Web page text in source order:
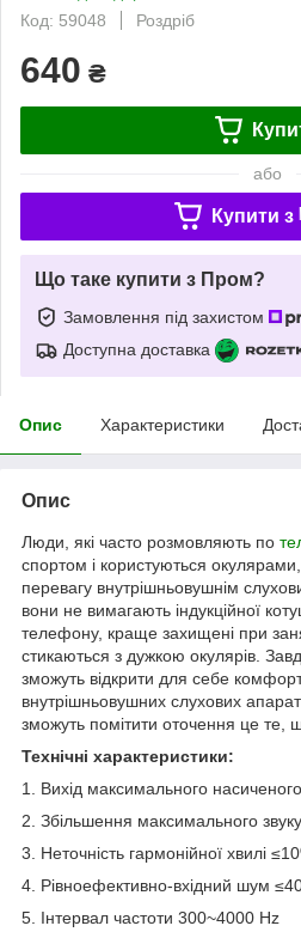
Код: 59048
Роздріб
640 ₴
або
Купити з
Що таке купити з Пром?
Замовлення під захистом
Доступна доставка
Опис Характеристики
Опис
Люди, які часто розмовляють по
спортом і користуються
перевагу внутрішньовушнім
вони не вимагають індукційної
телефону, краще захищені при
стикаються з дужкою окулярів.
зможуть відкрити для себе
внутрішньовушних слухових
зможуть помітити оточення це те,
Технічні характеристики:
1. Вихід максимального
2. Збільшення максимального
3. Неточність гармонійної хвилі
4. Рівноефективно-вхідний шум
5. Інтервал частоти 300~4000 Hz